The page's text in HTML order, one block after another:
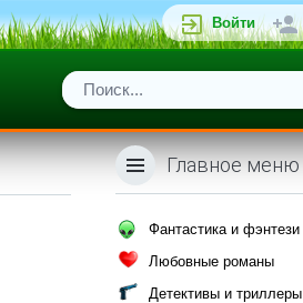
Войти
Главное меню
Фантастика и фэнтези
Любовные романы
Детективы и триллеры